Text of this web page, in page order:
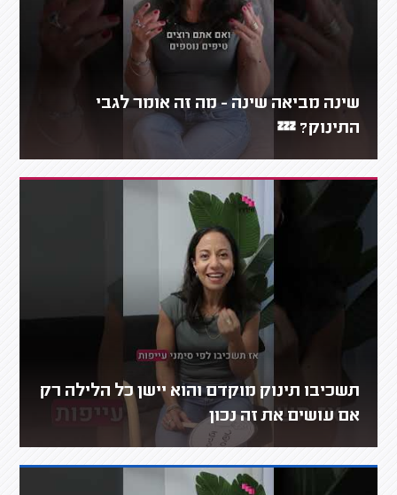
שינה מביאה שינה - מה זה אומר לגבי
התינוק? 💤
תשכיבו תינוק מוקדם והוא יישן כל הלילה רק
אם עושים את זה נכון